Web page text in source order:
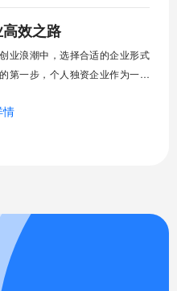
的治理结构，也区别于合伙企业
协作模式，个人独资企业将所有
效之路
业浪潮中，选择合适的企业形式
第一步，个人独资企业作为一种
，财产为投资人个人所有，投资
情